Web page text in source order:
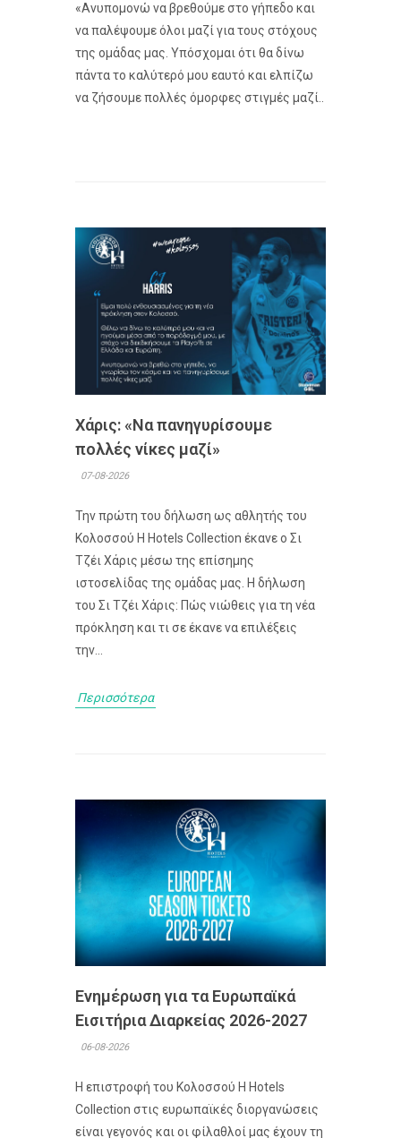
«Ανυπομονώ να βρεθούμε στο γήπεδο και
να παλέψουμε όλοι μαζί για τους στόχους
της ομάδας μας. Υπόσχομαι ότι θα δίνω
πάντα το καλύτερό μου εαυτό και ελπίζω
να ζήσουμε πολλές όμορφες στιγμές μαζί..
Χάρις: «Να πανηγυρίσουμε
πολλές νίκες μαζί»
07-08-2026
Την πρώτη του δήλωση ως αθλητής του
Κολοσσού H Hotels Collection έκανε ο Σι
Τζέι Χάρις μέσω της επίσημης
ιστοσελίδας της ομάδας μας. Η δήλωση
του Σι Τζέι Χάρις: Πώς νιώθεις για τη νέα
πρόκληση και τι σε έκανε να επιλέξεις
την...
Περισσότερα
Ενημέρωση για τα Ευρωπαϊκά
Εισιτήρια Διαρκείας 2026-2027
06-08-2026
Η επιστροφή του Κολοσσού H Hotels
Collection στις ευρωπαϊκές διοργανώσεις
είναι γεγονός και οι φίλαθλοί μας έχουν τη